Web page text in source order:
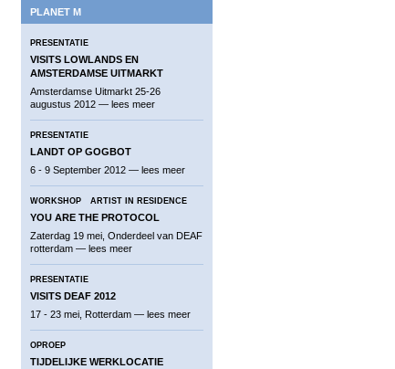
PLANET M
PRESENTATIE
VISITS LOWLANDS EN
AMSTERDAMSE UITMARKT
Amsterdamse Uitmarkt 25-26
augustus 2012 — lees meer
PRESENTATIE
LANDT OP GOGBOT
6 - 9 September 2012 — lees meer
WORKSHOP ARTIST IN RESIDENCE
YOU ARE THE PROTOCOL
Zaterdag 19 mei, Onderdeel van DEAF
rotterdam — lees meer
PRESENTATIE
VISITS DEAF 2012
17 - 23 mei, Rotterdam — lees meer
OPROEP
TIJDELIJKE WERKLOCATIE